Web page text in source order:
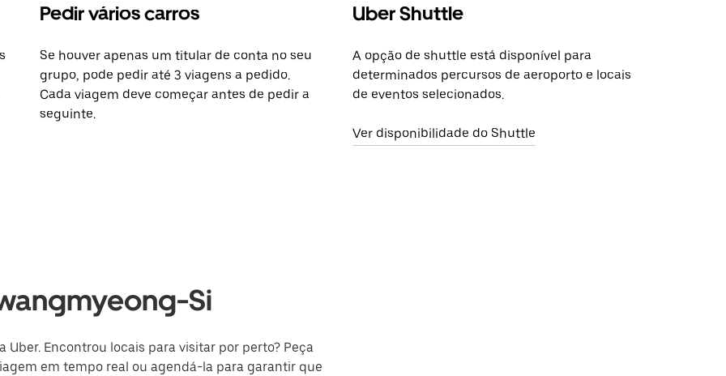
Pedir vários carros
Se houver apenas um titular de conta no seu
grupo, pode pedir até 3 viagens a pedido.
Cada viagem deve começar antes de pedir a
seguinte.
Uber Shuttle
A opção de shuttle está disponível para
determinados percursos de aeroporto e locais
de eventos selecionados.
Ver disponibilidade do Shuttle
Si
Encontrou locais para visitar por perto? Peça
em tempo real ou agendá-la para garantir que